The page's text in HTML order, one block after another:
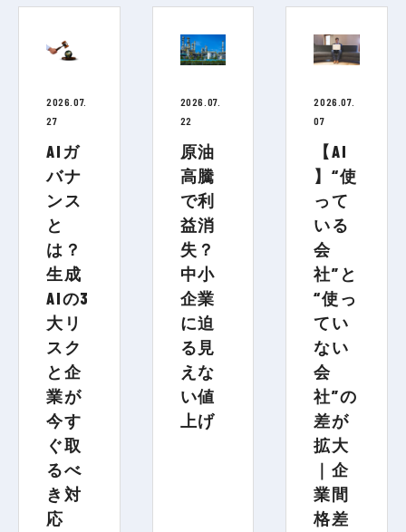
2026.07.
27
AIガ
バナ
ンス
と
は？
生成
AIの3
大リ
スク
と企
業が
今す
ぐ取
るべ
き対
応
2026.07.
22
原油
高騰
で利
益消
失？
中小
企業
に迫
る見
えな
い値
上げ
2026.07.
07
【AI
】“使
って
いる
会
社”と
“使っ
てい
ない
会
社”の
差が
拡大
｜企
業間
格差